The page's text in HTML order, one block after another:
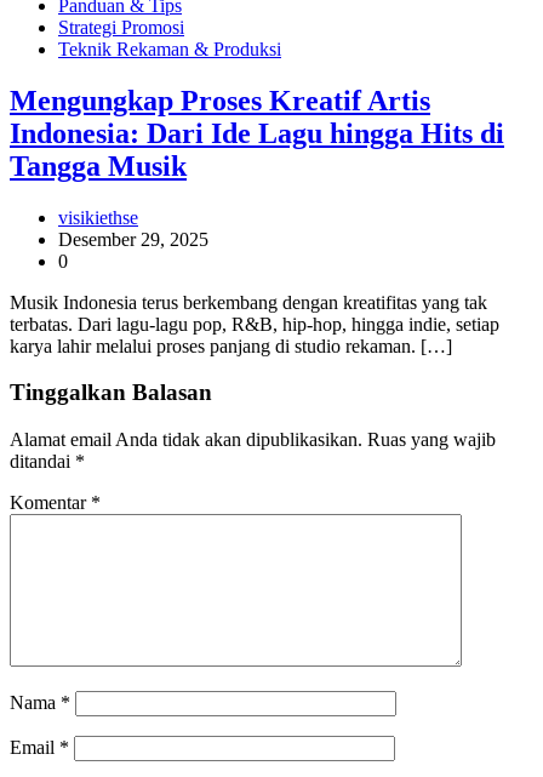
Panduan & Tips
Strategi Promosi
Teknik Rekaman & Produksi
Mengungkap Proses Kreatif Artis
Indonesia: Dari Ide Lagu hingga Hits di
Tangga Musik
visikiethse
Desember 29, 2025
0
Musik Indonesia terus berkembang dengan kreatifitas yang tak
terbatas. Dari lagu-lagu pop, R&B, hip-hop, hingga indie, setiap
karya lahir melalui proses panjang di studio rekaman. […]
Tinggalkan Balasan
Alamat email Anda tidak akan dipublikasikan. Ruas yang wajib
ditandai *
Komentar *
Nama *
Email *